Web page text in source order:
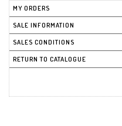
MY ORDERS
SALE INFORMATION
SALES CONDITIONS
RETURN TO CATALOGUE